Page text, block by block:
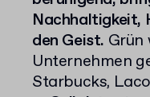
Nachhaltigkeit,
den Geist. Grün
Unternehmen
Starbucks,